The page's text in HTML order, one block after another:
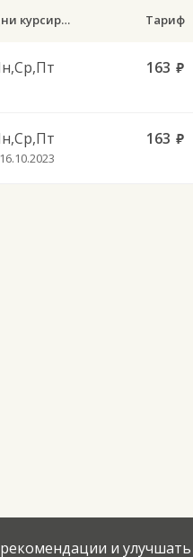
Дни курсирования Тариф
163 руб.
163 руб.
и улучшать